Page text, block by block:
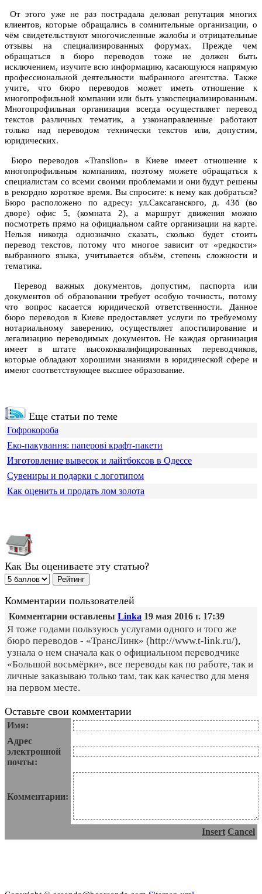
От этого уже не раз пострадала деловая репутация многих
клиентов, которые обращались в сомнительные организации, о
чём свидетельствуют многочисленные жалобы и отрицательные
отзывы на специализированных форумах. Прежде чем
обращаться в бюро переводов тоже не должен быть
исключением, изучите всю информацию, касающуюся напрямую
профессиональной деятельности выбранного агентства. Также
учите, что бюро переводов может иметь отношение к
многопрофильной компании или быть узкоспециализированным.
Многопрофильная организация всегда осуществляет перевод
текстов различных тематик, а узконаправленные работают
только над переводом технически текстов или, допустим,
юридических.
Бюро переводов «Translion» в Киеве имеет отношение к
многопрофильным компаниям, поэтому можете обращаться к
специалистам со всеми своими проблемами и они будут решены
в рекордно короткое время. Вы спросите: к нему как добраться?
Бюро расположено по адресу: ул.Саксаганского, д. 43б (во
дворе) офис 5, (комната 2), а маршрут движения можно
посмотреть прямо на официальном сайте организации на карте.
Нельзя никогда однозначно сказать, сколько будет стоить
перевод текстов, потому что многое зависит от «редкости»
выбранного языка, учитывается объём, степень сложности и
тематика.
Перевод важных документов, допустим, паспорта или
документов об образовании требует особую точность, потому
что вопрос касается юридической ответственности. Данное
бюро переводов в Киеве предоставляет услуги по требуемому
нотариальному заверению, осуществляет апостилирование и
легализацию переводимых документов. Не каждая организация
имеет в штате высококвалифицированных переводчиков,
которые обладают хорошими знаниями в юридической сфере и
имеют соответствующее высшее образование.
Еще статьи по теме
Гофрокороба
Еко-пакування: паперові крафт-пакети
Изготовление вывесок и лайтбоксов в Одессе
Сувениры и подарки с логотипом
Как оценить и продать лом золота
Как Вы оцениваете эту статью?
Комментарии пользователей
Комментарии оставлены Linka 19 мая 2016 г. 17:39
Я тоже годами пользуюсь услугами одного и того же
бюро переводов - «ТрансЛинк» (http://www.t-link.ru/),
узнала о нем сначала как о официальном переводчике
«Большой восьмёрки», все переводы как по работе, так и
личные заказываю только там, так как качество для меня
на первом месте.
Оставьте свои комментарии
Имя:
Адрес
электронной
почты:
Комментарии:
Insert Cancel